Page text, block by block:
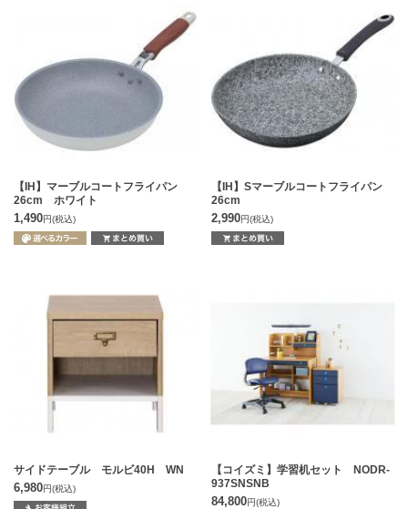
【IH】マーブルコートフライパン
26cm ホワイト
1,490円(税込)
【IH】Sマーブルコートフライパン
26cm
2,990円(税込)
サイドテーブル モルビ40H WN
6,980円(税込)
【コイズミ】学習机セット NODR-
937SNSNB
84,800円(税込)